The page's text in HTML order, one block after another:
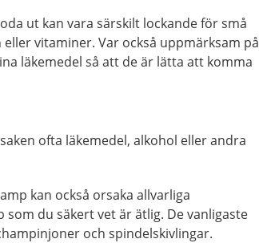
ut kan vara särskilt lockande för små
vitaminer. Var också uppmärksam på
läkemedel så att de är lätta att komma
ofta läkemedel, alkohol eller andra
kan också orsaka allvarliga
du säkert vet är ätlig. De vanligaste
och spindelskivlingar.